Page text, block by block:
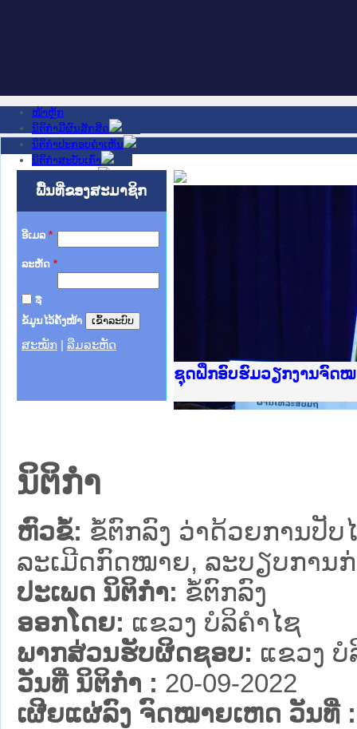
ໜ້າຫຼັກ
ນິຕິກໍາມີຜົນສັກສິດ
ນິຕິກໍາປະກອບຄໍາເຫັນ
ນິຕິກໍາສະບັບເກົ່າ
ເວັບໄຊອື່ນໆ
ຊ່ວຍເຫຼືອ
ພື້ນທີ່ຂອງສະມາຊິກ
ອີເມລ *
ລະຫັດ *
ຈື່
ຂໍ້ມູນໄວ້ຄັ້ງໜ້າ
ສະໝັກ ລືມລະຫັດ
Ministry of Justice Lao
ເຜີຍແຜ່ວັບໄຊຈົດໝາຍເຫດ
ກະຊວງຍຸຕິທຳ
ຊຸດຝຶກອົບຮົມວຽກງານຈົດໝ
ກອງປະຊຸມທົບທວນຄືນການ
ຝຶກອົບຮົມ ຜູ່ປະສານງານວ
ຝຶກອົບຮົມ ຜູ່ປະສານງານວ
ເຜີຍແຜ່ແອັບກົດໝາຍລາວ
ເຜີຍແຜ່ແອັບກົດໝາຍລາວ
ຍົກລະດັບວຽກງານຈົດໝາຍ
ຊຸດຝຶກອົບຮົມວຽກງານຈົດໝ
ນິຕິກໍາ
ຫົວຂໍ້: ຂໍ້ຕົກລົງ ວ່າດ້ວຍການປັ
ລະເມີດກົດໝາຍ, ລະບຽບການ
ປະເພດ ນິຕິກໍາ: ຂໍ້ຕົກລົງ
ອອກໂດຍ: ແຂວງ ບໍລິຄໍາໄຊ
ພາກສ່ວນຮັບຜິດຊອບ: ແຂວງ ບໍ
ວັນທີ່ ນິຕິກໍາ : 20-09-2022
ເຜີຍແຜ່ລົງ ຈົດໝາຍເຫດ ວັນທີ່ :